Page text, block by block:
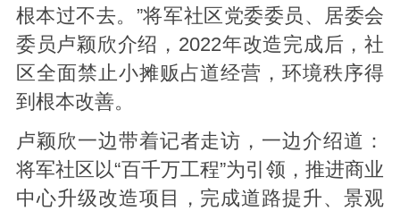
根本过不去。”将军社区党委委员、居委会
委员卢颖欣介绍，2022年改造完成后，社
区全面禁止小摊贩占道经营，环境秩序得
到根本改善。
卢颖欣一边带着记者走访，一边介绍道：
将军社区以“百千万工程”为引领，推进商业
中心升级改造项目，完成道路提升、景观